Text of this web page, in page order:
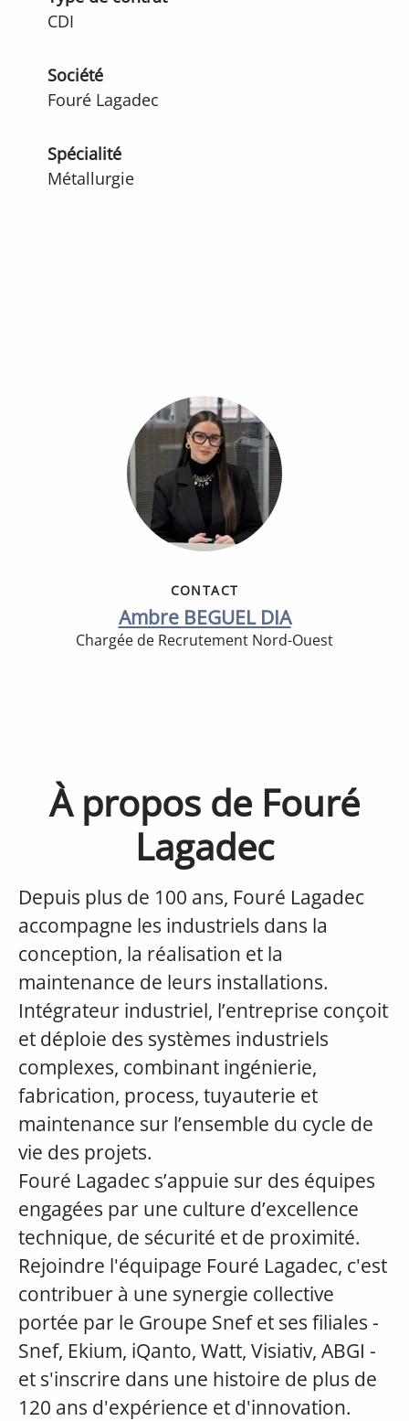
CDI
Société
Fouré Lagadec
Spécialité
Métallurgie
CONTACT
Ambre BEGUEL DIA
Chargée de Recrutement Nord-Ouest
À propos de Fouré
Lagadec
Depuis plus de 100 ans, Fouré Lagadec
accompagne les industriels dans la
conception, la réalisation et la
maintenance de leurs installations.
Intégrateur industriel, l’entreprise conçoit
et déploie des systèmes industriels
complexes, combinant ingénierie,
fabrication, process, tuyauterie et
maintenance sur l’ensemble du cycle de
vie des projets.
Fouré Lagadec s’appuie sur des équipes
engagées par une culture d’excellence
technique, de sécurité et de proximité.
Rejoindre l'équipage Fouré Lagadec, c'est
contribuer à une synergie collective
portée par le Groupe Snef et ses filiales -
Snef, Ekium, iQanto, Watt, Visiativ, ABGI -
et s'inscrire dans une histoire de plus de
120 ans d'expérience et d'innovation.